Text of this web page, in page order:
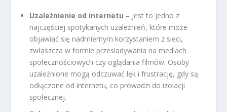
Uzależnienie od internetu – Jest to jedno z
najczęściej spotykanych uzależnień, które może
objawiać się nadmiernym korzystaniem z sieci,
zwłaszcza w formie przesiadywania na mediach
społecznościowych czy oglądania filmów. Osoby
uzależnione mogą odczuwać lęk i frustrację, gdy są
odłączone od internetu, co prowadzi do izolacji
społecznej.